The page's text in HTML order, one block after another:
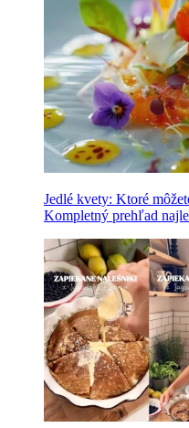
Jedlé kvety: Ktoré
Kompletný prehľad